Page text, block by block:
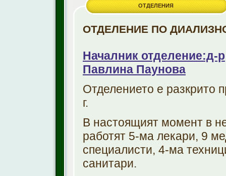
ОТДЕЛЕНИЯ
ОТДЕЛЕНИЕ ПО
Началник отделение:д-р
Павлина Паунова
Отделението е разкрито
г.
В настоящият момент в
работят 5-ма лекари, 9
специалисти, 4-ма
санитари.